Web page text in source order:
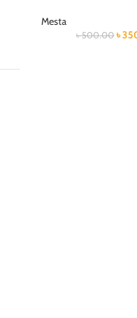
Mesta
৳500.00 ৳